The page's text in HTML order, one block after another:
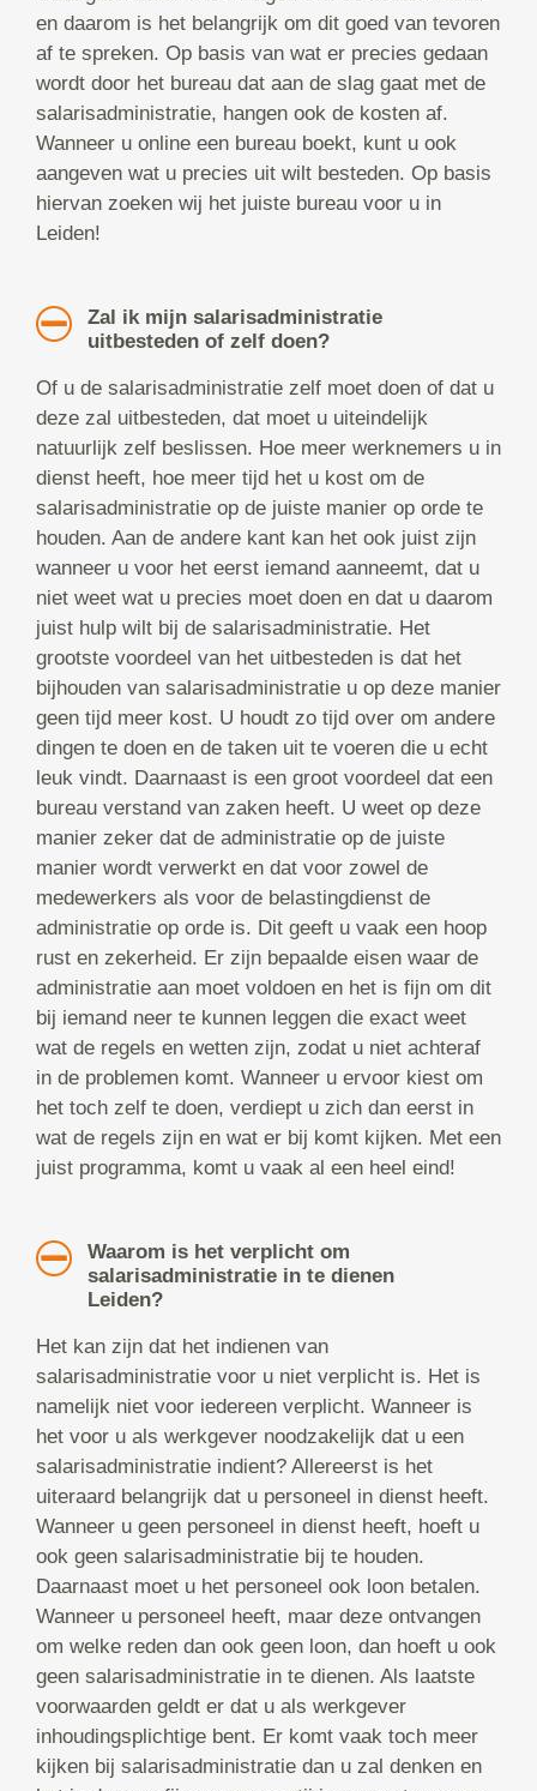
en daarom is het belangrijk om dit goed van tevoren
af te spreken. Op basis van wat er precies gedaan
wordt door het bureau dat aan de slag gaat met de
salarisadministratie, hangen ook de kosten af.
Wanneer u online een bureau boekt, kunt u ook
aangeven wat u precies uit wilt besteden. Op basis
hiervan zoeken wij het juiste bureau voor u in
Leiden!
Zal ik mijn salarisadministratie
uitbesteden of zelf doen?
Of u de salarisadministratie zelf moet doen of dat u
deze zal uitbesteden, dat moet u uiteindelijk
natuurlijk zelf beslissen. Hoe meer werknemers u in
dienst heeft, hoe meer tijd het u kost om de
salarisadministratie op de juiste manier op orde te
houden. Aan de andere kant kan het ook juist zijn
wanneer u voor het eerst iemand aanneemt, dat u
niet weet wat u precies moet doen en dat u daarom
juist hulp wilt bij de salarisadministratie. Het
grootste voordeel van het uitbesteden is dat het
bijhouden van salarisadministratie u op deze manier
geen tijd meer kost. U houdt zo tijd over om andere
dingen te doen en de taken uit te voeren die u echt
leuk vindt. Daarnaast is een groot voordeel dat een
bureau verstand van zaken heeft. U weet op deze
manier zeker dat de administratie op de juiste
manier wordt verwerkt en dat voor zowel de
medewerkers als voor de belastingdienst de
administratie op orde is. Dit geeft u vaak een hoop
rust en zekerheid. Er zijn bepaalde eisen waar de
administratie aan moet voldoen en het is fijn om dit
bij iemand neer te kunnen leggen die exact weet
wat de regels en wetten zijn, zodat u niet achteraf
in de problemen komt. Wanneer u ervoor kiest om
het toch zelf te doen, verdiept u zich dan eerst in
wat de regels zijn en wat er bij komt kijken. Met een
juist programma, komt u vaak al een heel eind!
Waarom is het verplicht om
salarisadministratie in te dienen
Leiden?
Het kan zijn dat het indienen van
salarisadministratie voor u niet verplicht is. Het is
namelijk niet voor iedereen verplicht. Wanneer is
het voor u als werkgever noodzakelijk dat u een
salarisadministratie indient? Allereerst is het
uiteraard belangrijk dat u personeel in dienst heeft.
Wanneer u geen personeel in dienst heeft, hoeft u
ook geen salarisadministratie bij te houden.
Daarnaast moet u het personeel ook loon betalen.
Wanneer u personeel heeft, maar deze ontvangen
om welke reden dan ook geen loon, dan hoeft u ook
geen salarisadministratie in te dienen. Als laatste
voorwaarden geldt er dat u als werkgever
inhoudingsplichtige bent. Er komt vaak toch meer
kijken bij salarisadministratie dan u zal denken en